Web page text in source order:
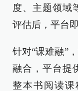
度、主题领域
评估后，平台
针对“课难融”
融合，平台提
整本书阅读